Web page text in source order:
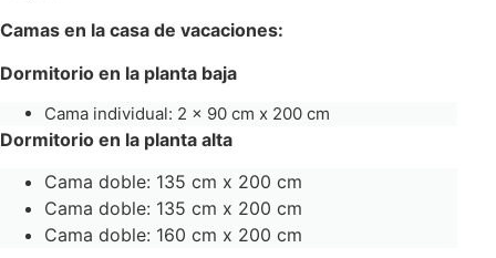
Camas en la casa de vacaciones:
Dormitorio en la planta baja
Cama individual: 2 x 90 cm x 200 cm
Dormitorio en la planta alta
Cama doble: 135 cm x 200 cm
Cama doble: 135 cm x 200 cm
Cama doble: 160 cm x 200 cm